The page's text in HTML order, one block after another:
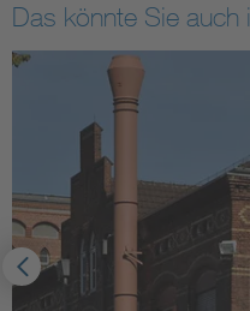
Das könnte Sie auch